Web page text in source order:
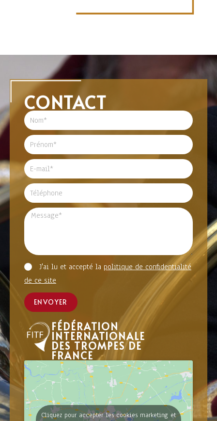
CONTACT
J'ai lu et accepté la politique de confidentialité
de ce site
ENVOYER
FÉDÉRATION
INTERNATIONALE
DES TROMPES DE
FRANCE
Cliquez pour accepter les cookies marketing et